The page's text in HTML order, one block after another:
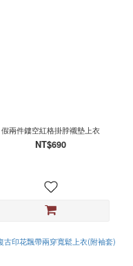
假兩件鏤空紅格掛脖襯墊上衣
NT$690